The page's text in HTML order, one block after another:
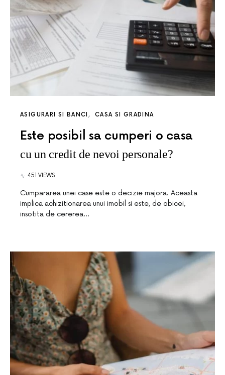
ASIGURARI SI BANCI CASA SI GRADINA
Este posibil sa cumperi o casa
cu un credit de nevoi personale?
451 VIEWS
Cumpararea unei case este o decizie majora. Aceasta
implica achizitionarea unui imobil si este, de obicei,
insotita de cererea…